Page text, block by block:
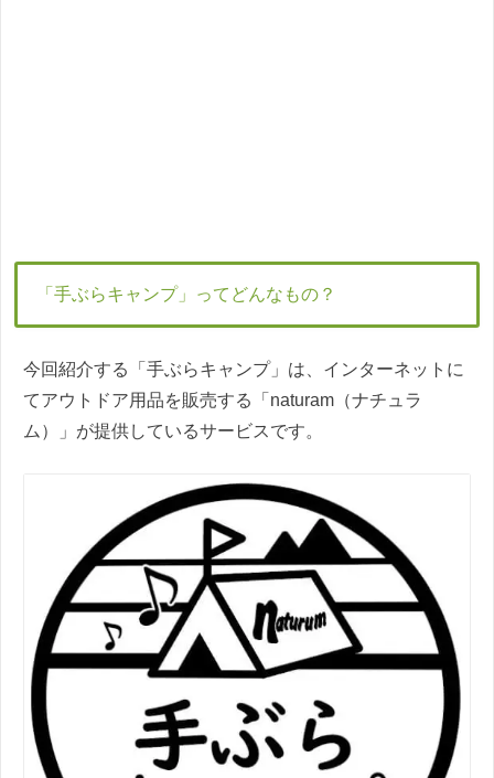
「手ぶらキャンプ」ってどんなもの？
今回紹介する「手ぶらキャンプ」は、インターネットに
てアウトドア用品を販売する「naturam（ナチュラ
ム）」が提供しているサービスです。